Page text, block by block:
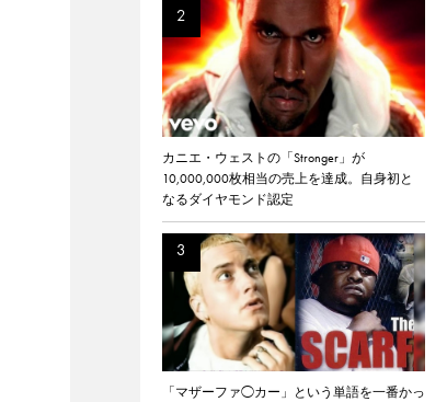
カニエ・ウェストの「Stronger」が
10,000,000枚相当の売上を達成。自身初と
なるダイヤモンド認定
「マザーファ◯カー」という単語を一番かっ